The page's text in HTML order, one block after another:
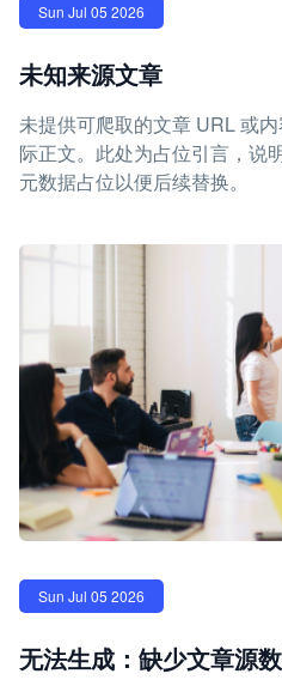
Sun Jul 05 2026
未知来源文章
未提供可爬取的文章 URL 或
际正文。此处为占位引言，说
元数据占位以便后续替换。
Sun Jul 05 2026
无法生成：缺少文章源